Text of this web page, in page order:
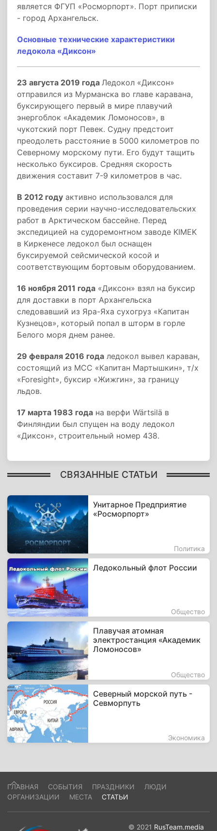
является ФГУП «Росморпорт». Порт приписки
- город Архангельск.
Основные технические характеристики
ледокола «Диксон»
23 августа 2019 года Ледокол «Диксон»
отправился из Мурманска во главе каравана,
буксирующего первый в мире плавучий
энергоблок «Академик Ломоносов», в
чукотский порт Певек. Судну предстоит
преодолеть расстояние в 5000 километров по
Северному морскому пути. Его будут тащить
несколько буксиров. Средняя скорость
движения составит 7-9 километров в час.
В 2012 году активно использовался для
проведения серии научно-исследовательских
работ в Арктическом бассейне. Перед
экспедицией на судоремонтном заводе KIMEK
в Киркенесе ледокол был оснащен
буксируемой сейсмической косой и
соответствующим бортовым оборудованием.
16 ноября 2011 года «Диксон» взял на буксир
для доставки в порт Архангельска
следовавший из Яра-Яха сухогруз «Капитан
Кузнецов», который попал в шторм в горле
Белого моря днем ранее.
29 февраля 2016 года ледокол вывел караван,
состоящий из МСС «Капитан Мартышкин», т/х
«Foresight», буксир «Жижгин», за границу
льдов.
17 марта 1983 года на верфи Wärtsilä в
Финляндии был спущен на воду ледокол
«Диксон», строительный номер 438.
СВЯЗАННЫЕ СТАТЬИ
Унитарное Предприятие
«Росморпорт»
Политика
Ледокольный флот России
Общество
Плавучая атомная
электростанция «Академик
Ломоносов»
Общество
Северный морской путь -
Севморпуть
Экономика
ГЛАВНАЯ СОБЫТИЯ ПРАЗДНИКИ
ЛЮДИ
ОРГАНИЗАЦИИ
МЕСТА СТАТЬИ
© 2021 RusTeam.media